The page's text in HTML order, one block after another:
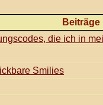
die ich in
Smilies